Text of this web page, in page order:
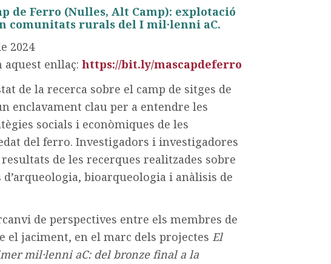
de Ferro (Nulles, Alt Camp): explotació
comunitats rurals del I mil·lenni aC.
2024
enllaç: https://bit.ly/mascapdeferro
de la recerca sobre el camp de sitges de
enclavament clau per a entendre les
socials i econòmiques de les
del ferro. Investigadors i investigadores
de les recerques realitzades sobre
bioarqueologia i anàlisis de
de perspectives entre els membres de
el jaciment, en el marc dels projectes El
mil·lenni aC: del bronze final a la